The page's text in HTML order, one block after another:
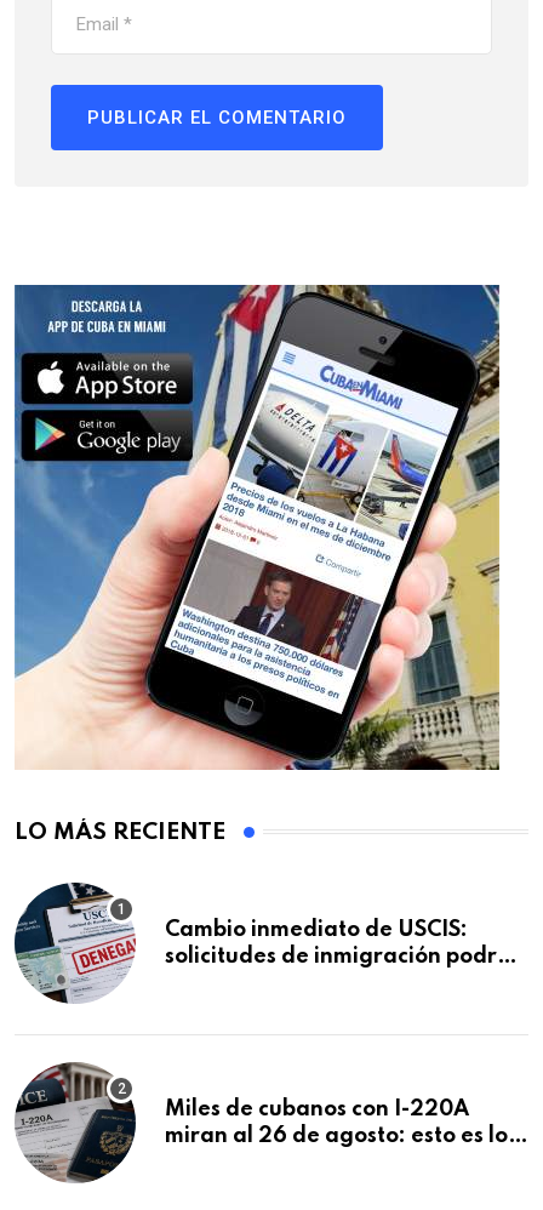
LO MÁS RECIENTE
Cambio inmediato de USCIS:
solicitudes de inmigración podrán
Miles de cubanos con I-220A
miran al 26 de agosto: esto es lo